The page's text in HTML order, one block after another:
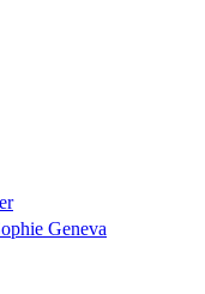
Geneva